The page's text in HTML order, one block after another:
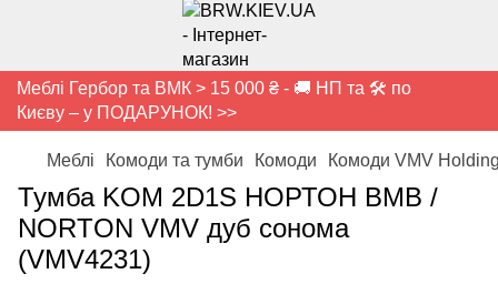
Меблі Гербор та ВМК > 15 000 ₴ - 🚚 НП та 🛠️ по
Києву – у ПОДАРУНОК! >>
Меблі Комоди та тумби Комоди Комоди VMV
Тумба KOM 2D1S НОРТОН ВМВ /
NORTON VMV дуб сонома
(VMV4231)